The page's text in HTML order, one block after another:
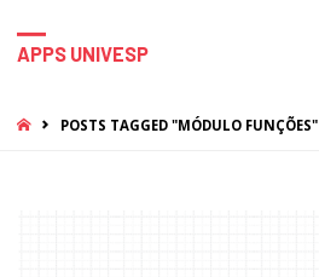
APPS UNIVESP
HOMEPOSTS TAGGED "MÓDULO FUNÇÕES"